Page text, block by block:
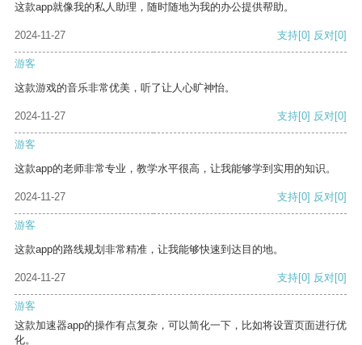
这款app就像我的私人助理，随时随地为我的办公提供帮助。
2024-11-27 支持[0] 反对[0]
游客
这款游戏的音乐非常优美，听了让人心旷神怡。
2024-11-27 支持[0] 反对[0]
游客
这款app的老师非常专业，教学水平很高，让我能够学到实用的知识。
2024-11-27 支持[0] 反对[0]
游客
这款app的路线规划非常精准，让我能够快速到达目的地。
2024-11-27 支持[0] 反对[0]
游客
这款加速器app的操作有点复杂，可以简化一下，比如将设置页面进行优
化。